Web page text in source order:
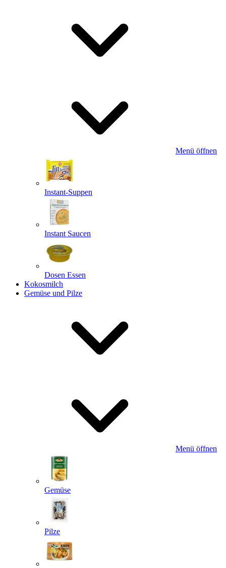
Menü öffnen
Instant-Suppen
Instant Saucen
Dosen Essen
Kokosmilch
Gemüse und Pilze
Menü öffnen
Gemüse
Pilze